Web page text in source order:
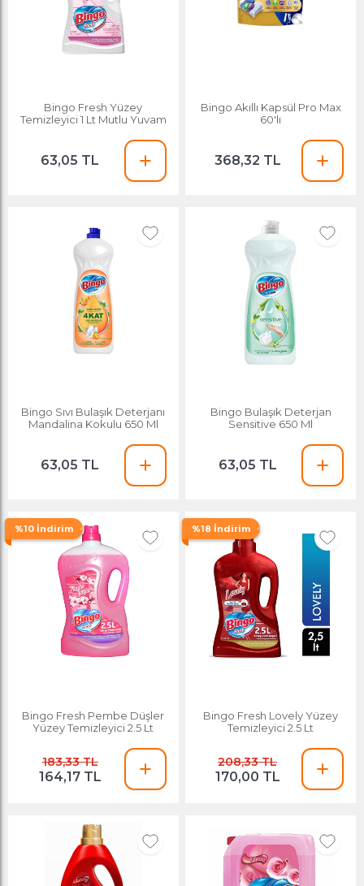
Bingo Fresh Yüzey
Temizleyici 1 Lt Mutlu Yuvam
63,05 TL
Bingo Akıllı Kapsül Pro Max
60'lı
368,32 TL
Bingo Sıvı Bulaşık Deterjanı
Mandalina Kokulu 650 Ml
63,05 TL
Bingo Bulaşık Deterjan
Sensitive 650 Ml
63,05 TL
%10 İndirim
Bingo Fresh Pembe Düşler
Yüzey Temizleyici 2.5 Lt
183,33 TL
164,17 TL
%18 İndirim
Bingo Fresh Lovely Yüzey
Temizleyici 2.5 Lt
208,33 TL
170,00 TL